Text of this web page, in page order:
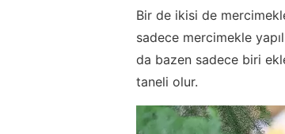
Bir de ikisi de
sadece mercimekle
da bazen sadece biri
taneli olur.